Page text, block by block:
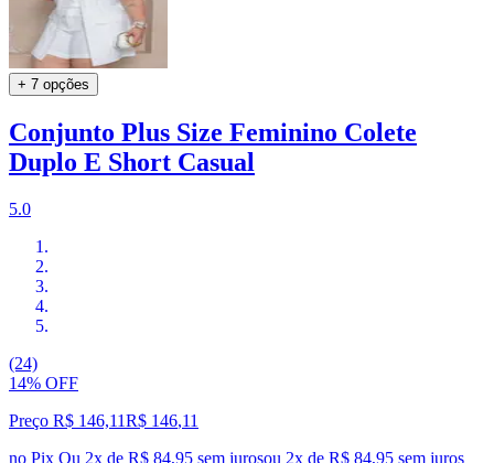
+ 7 opções
Conjunto Plus Size Feminino Colete
Duplo E Short Casual
5.0
(24)
14% OFF
Preço R$ 146,11R$ 146,11
no Pix Ou 2x de R$ 84,95 sem jurosou 2x de R$ 84,95 sem juros